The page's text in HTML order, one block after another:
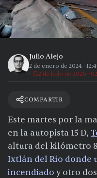
Julio Alejo
2 de enero de 2024 ·
2 de julio de 2026 ·
COMPARTIR
Este martes por la
en la autopista 15 D,
altura del kilómetro
Ixtlán del Río donde
incendiado y otro